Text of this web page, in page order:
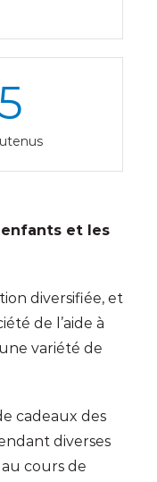
enfants et les
diversifiée, et
de l’aide à
variété de
cadeaux des
diverses
cours de